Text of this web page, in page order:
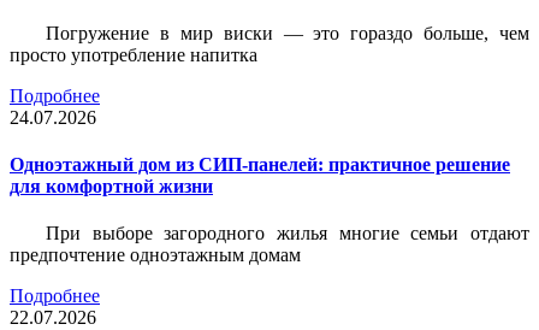
Погружение в мир виски — это гораздо больше, чем
просто употребление напитка
Подробнее
24.07.2026
Одноэтажный дом из СИП-панелей: практичное решение
для комфортной жизни
При выборе загородного жилья многие семьи отдают
предпочтение одноэтажным домам
Подробнее
22.07.2026